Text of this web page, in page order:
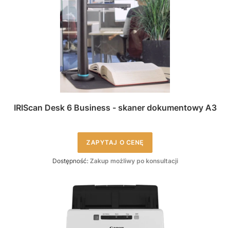
IRIScan Desk 6 Business - skaner dokumentowy A3
ZAPYTAJ O CENĘ
Dostępność: Zakup możliwy po konsultacji